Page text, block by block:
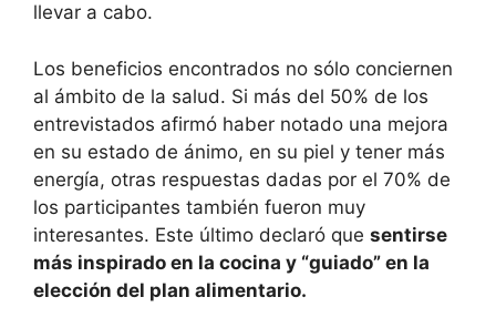
llevar a cabo.
Los beneficios encontrados no sólo conciernen
al ámbito de la salud. Si más del 50% de los
entrevistados afirmó haber notado una mejora
en su estado de ánimo, en su piel y tener más
energía, otras respuestas dadas por el 70% de
los participantes también fueron muy
interesantes. Este último declaró que sentirse
más inspirado en la cocina y “guiado” en la
elección del plan alimentario.